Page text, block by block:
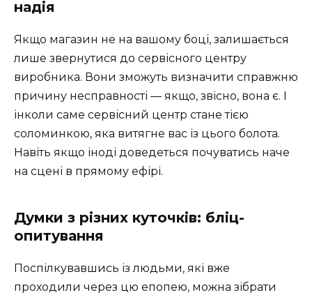
надія
Якщо магазин не на вашому боці, залишається
лише звернутися до сервісного центру
виробника. Вони зможуть визначити справжню
причину несправності — якщо, звісно, вона є. І
інколи саме сервісний центр стане тією
соломинкою, яка витягне вас із цього болота.
Навіть якщо іноді доведеться почуватись наче
на сцені в прямому ефірі.
Думки з різних куточків: бліц-
опитування
Поспілкувавшись із людьми, які вже
проходили через цю епопею, можна зібрати